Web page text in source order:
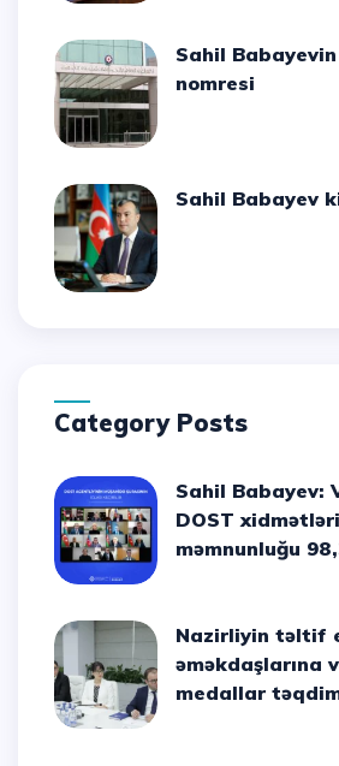
Sahil Babayevin elaqe
nomresi
Sahil Babayev
Category Posts
Sahil Babayev: Vətəndaşların
DOST
məmnunluğu
Nazirliyin təltif edilmiş
əməkdaşlarına
medallar